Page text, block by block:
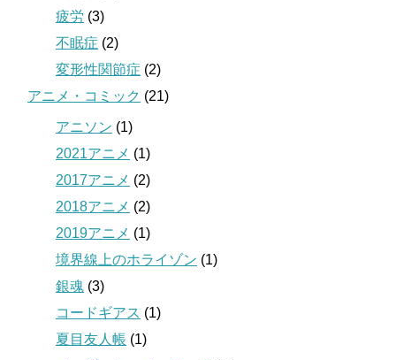
疲労 (3)
不眠症 (2)
変形性関節症 (2)
アニメ・コミック (21)
アニソン (1)
2021アニメ (1)
2017アニメ (2)
2018アニメ (2)
2019アニメ (1)
境界線上のホライゾン (1)
銀魂 (3)
コードギアス (1)
夏目友人帳 (1)